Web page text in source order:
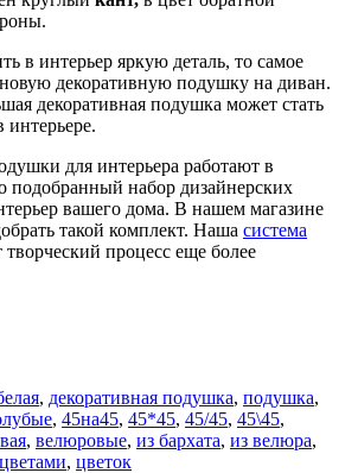
в интерьер яркую деталь, то самое
декоративную подушку на диван.
декоративная подушка может стать
для интерьера работают в
подобранный набор дизайнерских
вашего дома. В нашем магазине
такой комплект. Наша система
творческий процесс еще более
, декоративная подушка, подушка,
, 45на45, 45*45, 45/45, 45\45,
, велюровые, из бархата, из велюра,
, цветок